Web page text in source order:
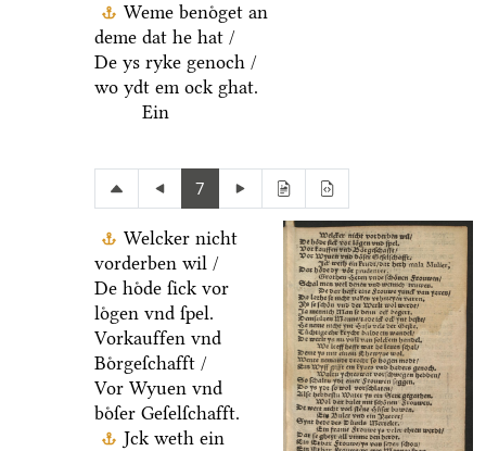
Weme benoͤget an
deme dat he hat /
De ys ryke genoch /
wo ydt em ock ghat.
Ein
7
Welcker nicht
vorderben wil /
De hoͤde ſick vor
loͤgen vnd ſpel.
Vorkauffen vnd
Boͤrgeſchafft /
Vor Wyuen vnd
boͤſer Geſelſchafft.
Jck weth ein